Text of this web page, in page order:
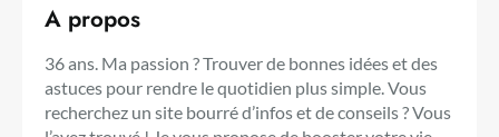
A propos
36 ans. Ma passion ? Trouver de bonnes idées et des
astuces pour rendre le quotidien plus simple. Vous
recherchez un site bourré d’infos et de conseils ? Vous